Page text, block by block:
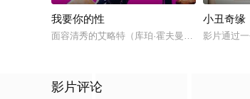
我要你的性
面容清秀的艾略特（库珀·霍夫曼 Cooper
小丑奇缘
影片通过
影片评论